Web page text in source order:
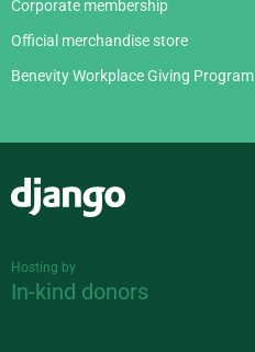
Corporate membership
Official merchandise store
Benevity Workplace Giving Program
Hosting by
In-kind donors